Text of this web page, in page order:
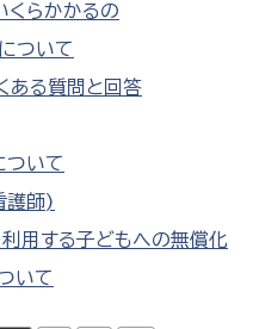
くらかかるの
ついて
ある質問と回答
ついて
護師)
用する子どもへの無償化
いて